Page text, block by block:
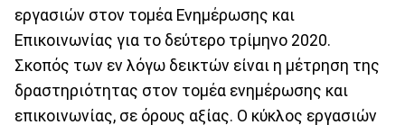
εργασιών στον τομέα Ενημέρωσης και
Επικοινωνίας για το δεύτερο τρίμηνο 2020.
Σκοπός των εν λόγω δεικτών είναι η μέτρηση της
δραστηριότητας στον τομέα ενημέρωσης και
επικοινωνίας, σε όρους αξίας. Ο κύκλος εργασιών